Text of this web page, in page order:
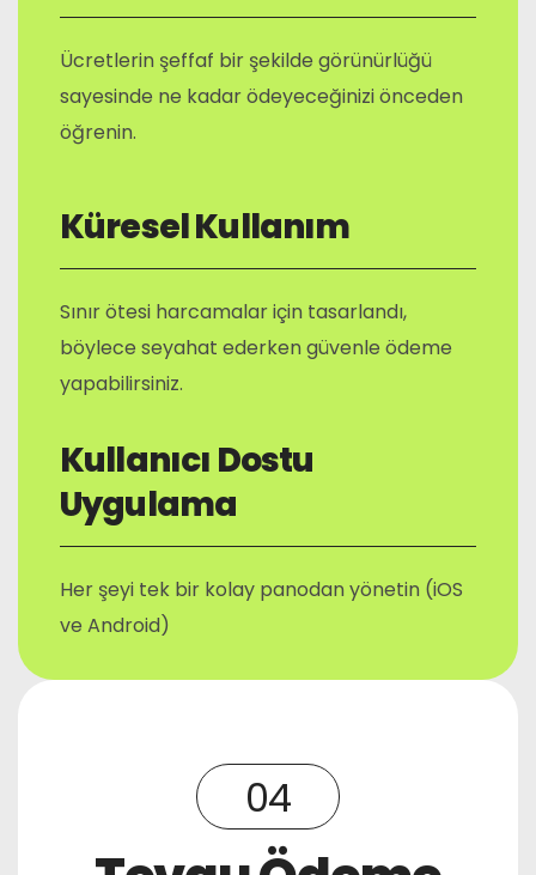
Ücretlerin şeffaf bir şekilde görünürlüğü
sayesinde ne kadar ödeyeceğinizi önceden
öğrenin.
Küresel Kullanım
Sınır ötesi harcamalar için tasarlandı,
böylece seyahat ederken güvenle ödeme
yapabilirsiniz.
Kullanıcı Dostu
Uygulama
Her şeyi tek bir kolay panodan yönetin (iOS
ve Android)
04